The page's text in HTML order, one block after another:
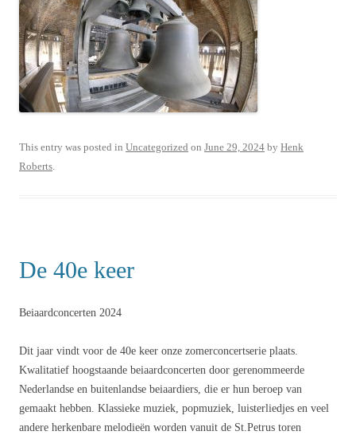
This entry was posted in Uncategorized on June 29, 2024 by Henk
Roberts
De 40e keer
Beiaardconcerten 2024
Dit jaar vindt voor de 40e keer onze zomerconcertserie plaats.
Kwalitatief hoogstaande beiaardconcerten door gerenommeerde
Nederlandse en buitenlandse beiaardiers, die er hun beroep van
gemaakt hebben. Klassieke muziek, popmuziek, luisterliedjes en veel
andere herkenbare melodieën worden vanuit de St.Petrus toren